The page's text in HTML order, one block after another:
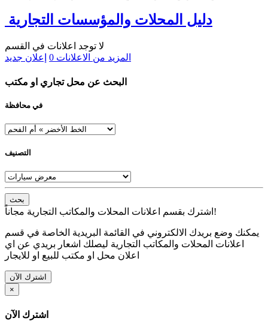
دليل المحلات والمؤسسات التجارية
لا توجد اعلانات في القسم
المزيد من الاعلانات 0 إعلان جديد
البحث عن محل تجاري او مكتب
في محافظة
التصنيف
بحث
اشترك بقسم اعلانات المحلات والمكاتب التجارية مجاناً!
يمكنك وضع بريدك الالكتروني في القائمة البريدية الخاصة في قسم
اعلانات المحلات والمكاتب التجارية ليصلك اشعار بريدي عن اي
اعلان محل او مكتب للبيع او للايجار
اشترك الآن
×
اشترك الآن